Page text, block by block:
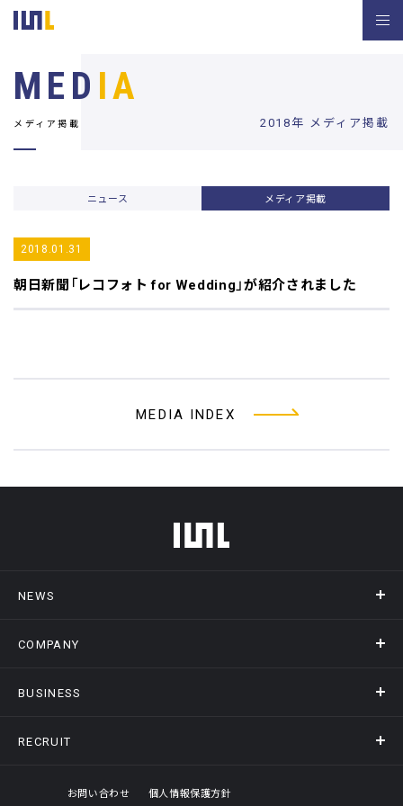
2018年 メディア掲載
MED IA
メディア掲載
ニュース メディア掲載
2018.01.31
朝日新聞 「レコフォト for Wedding」が紹介されました
MEDIA INDEX
フッターメニュー
NEWS
ニュース
COMPANY
会社概要
オフィスギャラリー
BUSINESS
事業情報トップ
RECRUIT
採用情報トップ
お問い合わせ 個人情報保護方針